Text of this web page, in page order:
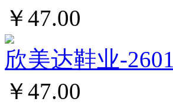
￥47.00
欣美达鞋业-2601
￥47.00